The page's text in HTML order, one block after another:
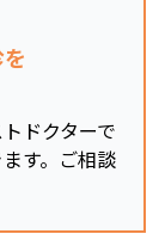
ドクターで
す。ご相談